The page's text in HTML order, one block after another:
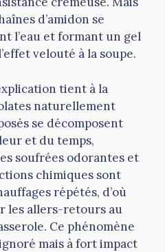
d’amidon se
l’eau et formant un gel
velouté à la soupe.
tient à la
naturellement
se décomposent
et du temps,
soufrées odorantes et
chimiques sont
répétés, d’où
les allers-retours au
Ce phénomène
mais à fort impact